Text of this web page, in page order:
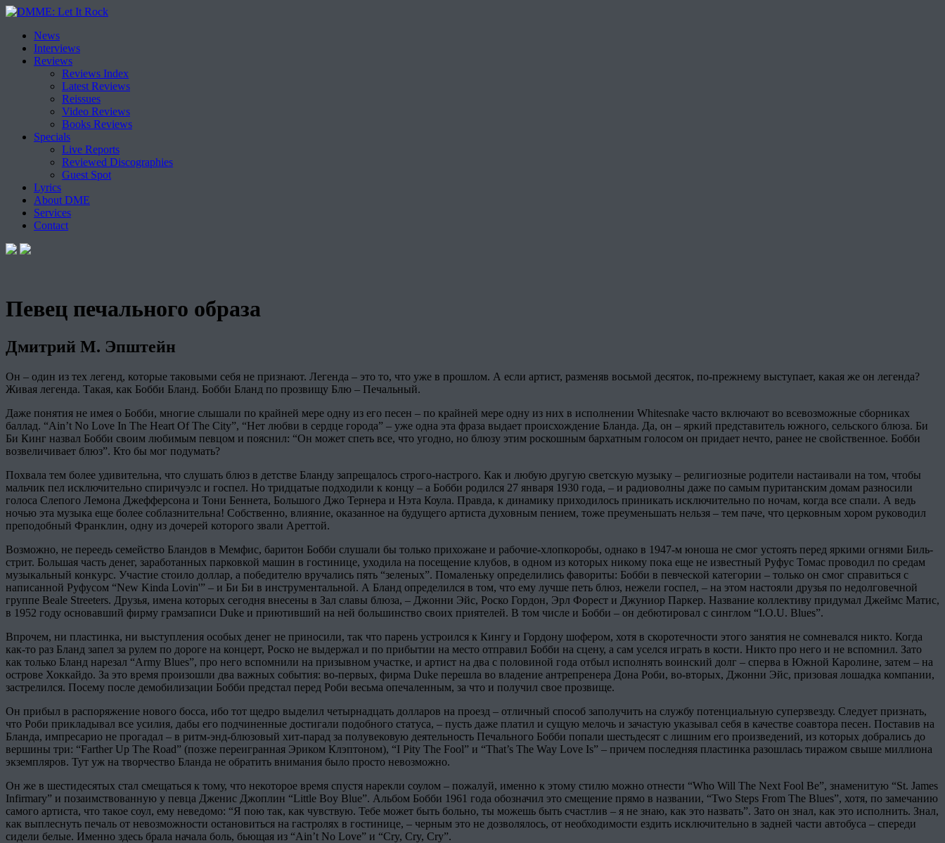
Skip
content
News
Interviews
Reviews
Reviews Index
Latest Reviews
Reissues
Video Reviews
Books Reviews
Specials
Live Reports
Reviewed Discographies
Guest Spot
Lyrics
About DME
Services
Contact
Певец печального образа
Дмитрий М. Эпштейн
Он – один из тех легенд, которые таковыми себя не признают. Легенда – это то, что уже в прошлом. А если артист, разменяв восьмой десяток, по-прежнему выступает, какая же он легенда?
Живая легенда. Такая, как Бобби Бланд. Бобби Бланд по прозвищу Блю – Печальный.
Даже понятия не имея о Бобби, многие слышали по крайней мере одну из его песен – по крайней мере одну из них в исполнении Whitesnake часто включают во всевозможные сборниках
баллад. “Ain’t No Love In The Heart Of The City”, “Нет любви в сердце города” – уже одна эта фраза выдает происхождение Бланда. Да, он – яркий представитель южного, сельского блюза. Би
Би Кинг назвал Бобби своим любимым певцом и пояснил: “Он может спеть все, что угодно, но блюзу этим роскошным бархатным голосом он придает нечто, ранее не свойственное. Бобби
возвеличивает блюз”. Кто бы мог подумать?
Похвала тем более удивительна, что слушать блюз в детстве Бланду запрещалось строго-настрого. Как и любую другую светскую музыку – религиозные родители настаивали на том, чтобы
мальчик пел исключительно спиричуэлс и госпел. Но тридцатые подходили к концу – а Бобби родился 27 января 1930 года, – и радиоволны даже по самым пуританским домам разносили
голоса Слепого Лемона Джефферсона и Тони Беннета, Большого Джо Тернера и Нэта Коула. Правда, к динамику приходилось приникать исключительно по ночам, когда все спали. А ведь
ночью эта музыка еще более соблазнительна! Собственно, влияние, оказанное на будущего артиста духовным пением, тоже преуменьшать нельзя – тем паче, что церковным хором руководил
преподобный Франклин, одну из дочерей которого звали Ареттой.
Возможно, не переедь семейство Бландов в Мемфис, баритон Бобби слушали бы только прихожане и рабочие-хлопкоробы, однако в 1947-м юноша не смог устоять перед яркими огнями Биль-
стрит. Большая часть денег, заработанных парковкой машин в гостинице, уходила на посещение клубов, в одном из которых никому пока еще не известный Руфус Томас проводил по средам
музыкальный конкурс. Участие стоило доллар, а победителю вручались пять “зеленых”. Помаленьку определились фавориты: Бобби в певческой категории – только он смог справиться с
написанной Руфусом “New Kinda Lovin'” – и Би Би в инструментальной. А Бланд определился в том, что ему лучше петь блюз, нежели госпел, – на этом настояли друзья по недолговечной
группе Beale Streeters. Друзья, имена которых сегодня внесены в Зал славы блюза, – Джонни Эйс, Роско Гордон, Эрл Форест и Джуниор Паркер. Название коллективу придумал Джеймс Матис,
в 1952 году основавший фирму грамзаписи Duke и приютивший на ней большинство своих приятелей. В том числе и Бобби – он дебютировал с синглом “I.O.U. Blues”.
Впрочем, ни пластинка, ни выступления особых денег не приносили, так что парень устроился к Кингу и Гордону шофером, хотя в скоротечности этого занятия не сомневался никто. Когда
как-то раз Бланд запел за рулем по дороге на концерт, Роско не выдержал и по прибытии на место отправил Бобби на сцену, а сам уселся играть в кости. Никто про него и не вспомнил. Зато
как только Бланд нарезал “Army Blues”, про него вспомнили на призывном участке, и артист на два с половиной года отбыл исполнять воинский долг – сперва в Южной Каролине, затем – на
острове Хоккайдо. За это время произошли два важных события: во-первых, фирма Duke перешла во владение антрепренера Дона Роби, во-вторых, Джонни Эйс, призовая лошадка компании,
застрелился. Посему после демобилизации Бобби предстал перед Роби весьма опечаленным, за что и получил свое прозвище.
Он прибыл в распоряжение нового босса, ибо тот щедро выделил четырнадцать долларов на проезд – отличный способ заполучить на службу потенциальную суперзвезду. Следует признать,
что Роби прикладывал все усилия, дабы его подчиненные достигали подобного статуса, – пусть даже платил и сущую мелочь и зачастую указывал себя в качестве соавтора песен. Поставив на
Бланда, импресарио не прогадал – в ритм-энд-блюзовый хит-парад за полувековую деятельность Печального Бобби попали шестьдесят с лишним его произведений, из которых добрались до
вершины три: “Farther Up The Road” (позже переигранная Эриком Клэптоном), “I Pity The Fool” и “That’s The Way Love Is” – причем последняя пластинка разошлась тиражом свыше миллиона
экземпляров. Тут уж на творчество Бланда не обратить внимания было просто невозможно.
Он же в шестидесятых стал смещаться к тому, что некоторое время спустя нарекли соулом – пожалуй, именно к этому стилю можно отнести “Who Will The Next Fool Be”, знаменитую “St. James
Infirmary” и позаимствованную у певца Дженис Джоплин “Little Boy Blue”. Альбом Бобби 1961 года обозначил это смещение прямо в названии, “Two Steps From The Blues”, хотя, по замечанию
самого артиста, что такое соул, ему неведомо: “Я пою так, как чувствую. Тебе может быть больно, ты можешь быть счастлив – я не знаю, как это назвать”. Зато он знал, как это исполнить. Знал,
как выплеснуть печаль от невозможности остановиться на гастролях в гостинице, – черным это не дозволялось, от необходимости ездить исключительно в задней части автобуса – спереди
сидели белые. Именно здесь брала начала боль, бьющая из “Ain’t No Love” и “Cry, Cry, Cry”.